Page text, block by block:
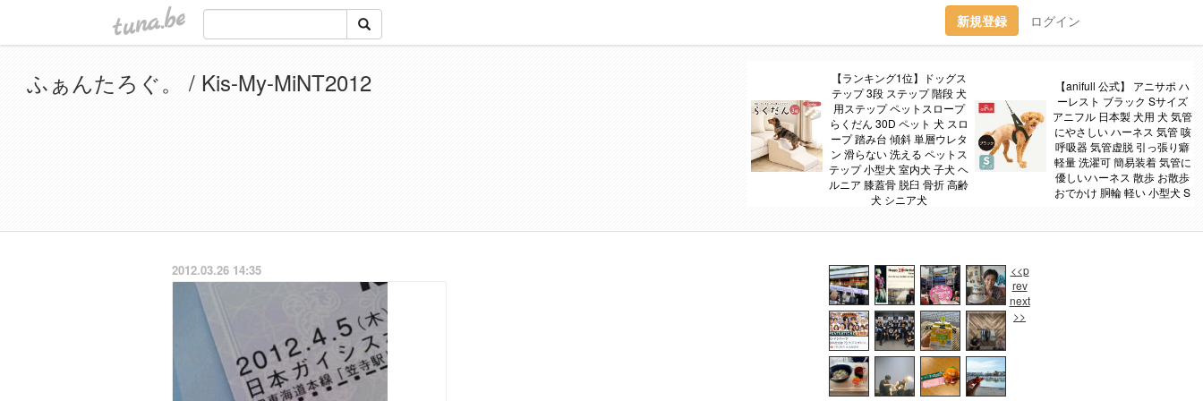
tuna.be 新規登録 ログイン
【ランキング1位】ドッグス
テップ 3段 ステップ 階段 犬
用ステップ ペットスロープ
らくだん 30D ペット 犬 スロ
ープ 踏み台 傾斜 単層ウレタ
ン 滑らない 洗える ペットス
テップ 小型犬 室内犬 子犬 ヘ
ルニア 膝蓋骨 脱臼 骨折 高齢
犬 シニア犬
【anifull 公式】 アニサポ ハ
ーレスト ブラック Sサイズ
アニフル 日本製 犬用 犬 気管
にやさしい ハーネス 気管 咳
呼吸器 気管虚脱 引っ張り癖
軽量 洗濯可 簡易装着 気管に
優しいハーネス 散歩 お散歩
おでかけ 胴輪 軽い 小型犬 S
ふぁんたろぐ。 / Kis-My-MiNT2012
<<p
rev
next
>>
2012.03.26 14:35